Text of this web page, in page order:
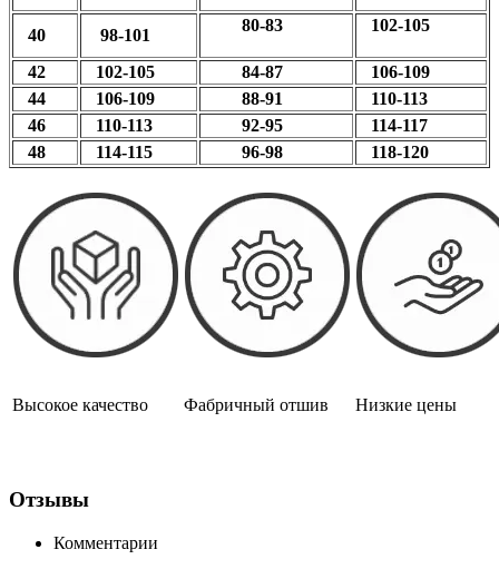
40 98-101
80-83 102-105
42 102-105 84-87
106-109
44
106-109 88-91
110-113
46
110-113 92-95
114-117
48
114-115 96-98 118-120
Высокое качество Фабричный отшив Низкие цены
Отзывы
Комментарии